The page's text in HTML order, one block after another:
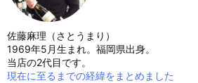
佐藤麻理（さとうまり）
1969年5月生まれ。福岡県出身。
当店の2代目です。
現在に至るまでの経緯をまとめました